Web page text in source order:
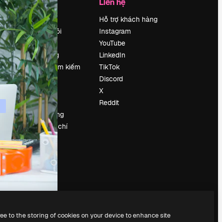
Bảng giá
Về chúng tôi
Reviews
Tuyển dụng
Xu hướng tìm kiếm
Blog
Sự kiện
Slidesgo
Bán nội dung
Phòng báo chí
Tìm kiếm
magnific.ai
Hỗ trợ khách hàng
Instagram
YouTube
LinkedIn
TikTok
Discord
X
Reddit
to the storing of cookies on your device to enhance site